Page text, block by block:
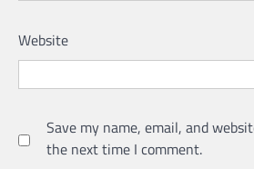
Website
Save my name, email, and
the next time I comment.